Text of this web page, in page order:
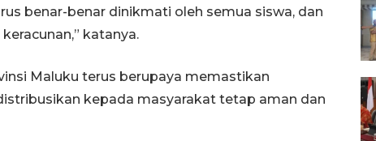
benar-benar dinikmati oleh semua siswa, dan
katanya.
Maluku terus berupaya memastikan
kepada masyarakat tetap aman dan